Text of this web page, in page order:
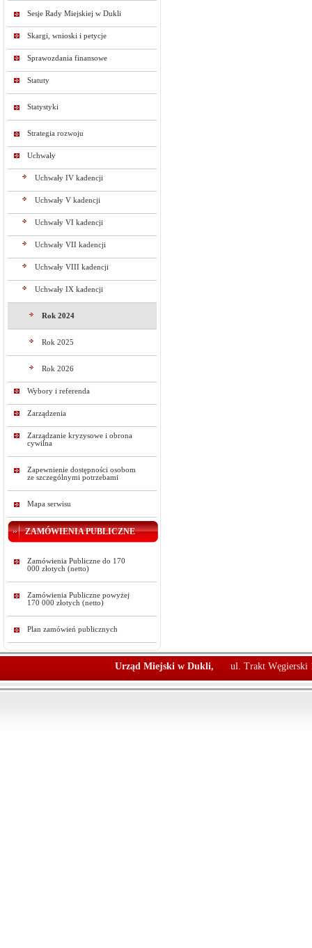
Sesje Rady Miejskiej w Dukli
Skargi, wnioski i petycje
Sprawozdania finansowe
Statuty
Statystyki
Strategia rozwoju
Uchwały
Uchwały IV kadencji
Uchwały V kadencji
Uchwały VI kadencji
Uchwały VII kadencji
Uchwały VIII kadencji
Uchwały IX kadencji
Rok 2024
Rok 2025
Rok 2026
Wybory i referenda
Zarządzenia
Zarządzanie kryzysowe i obrona
cywilna
Zapewnienie dostępności osobom
ze szczególnymi potrzebami
Mapa serwisu
ZAMÓWIENIA PUBLICZNE
Zamówienia Publiczne do 170
000 złotych (netto)
Zamówienia Publiczne powyżej
170 000 złotych (netto)
Plan zamówień publicznych
Urząd Miejski w Dukli, ul. Trakt Węgierski